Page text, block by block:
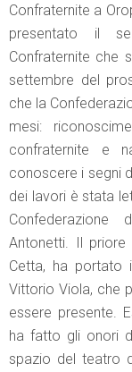
Confraternite a
presentato il
Confraternite che
settembre del
che la
mesi:
confraternite e
conoscere i segni
dei lavori è stata
Confederazione
Antonetti. Il priore
Cetta, ha portato
Vittorio Viola, che
essere presente.
ha fatto gli onori
spazio del teatro